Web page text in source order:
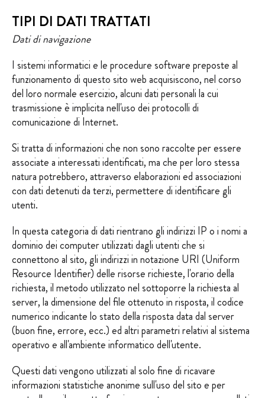
TIPI DI DATI TRATTATI
Dati di navigazione
I sistemi informatici e le procedure software preposte al
funzionamento di questo sito web acquisiscono, nel corso
del loro normale esercizio, alcuni dati personali la cui
trasmissione è implicita nell'uso dei protocolli di
comunicazione di Internet.
Si tratta di informazioni che non sono raccolte per essere
associate a interessati identificati, ma che per loro stessa
natura potrebbero, attraverso elaborazioni ed associazioni
con dati detenuti da terzi, permettere di identificare gli
utenti.
In questa categoria di dati rientrano gli indirizzi IP o i nomi a
dominio dei computer utilizzati dagli utenti che si
connettono al sito, gli indirizzi in notazione URI (Uniform
Resource Identifier) delle risorse richieste, l'orario della
richiesta, il metodo utilizzato nel sottoporre la richiesta al
server, la dimensione del file ottenuto in risposta, il codice
numerico indicante lo stato della risposta data dal server
(buon fine, errore, ecc.) ed altri parametri relativi al sistema
operativo e all'ambiente informatico dell'utente.
Questi dati vengono utilizzati al solo fine di ricavare
informazioni statistiche anonime sull'uso del sito e per